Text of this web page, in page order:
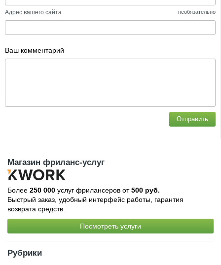
Адрес вашего сайта необязательно
Ваш комментарий
Отправить
Магазин фриланс-услуг
Более 250 000 услуг фрилансеров от500 руб.
Быстрый заказ, удобный интерфейс работы, гарантия
возврата средств.
Посмотреть услуги
Рубрики